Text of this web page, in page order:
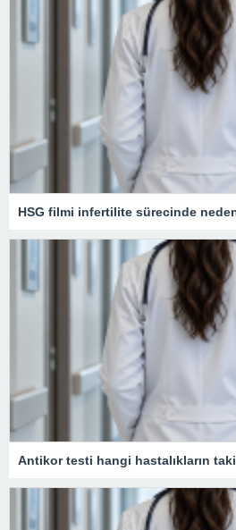
HSG filmi infertilite sürecinde
Antikor testi hangi hastalıkların